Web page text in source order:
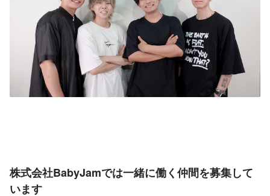
株式会社BabyJamでは一緒に働く仲間を募集して
います